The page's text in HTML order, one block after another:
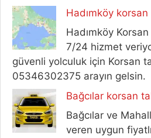
Hadımköy
Hadımköy
7/24 hizmet
güvenli yolculuk için Korsan
05346302375 arayın gelsin.
Bağcılar korsan
Bağcılar ve
veren uygun